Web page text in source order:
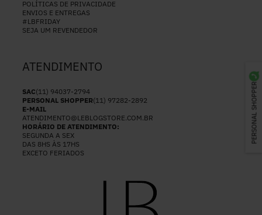
PERSONAL SHOPPER
POLÍTICAS DE PRIVACIDADE
ENVIOS E ENTREGAS
#LBFRIDAY
SEJA UM REVENDEDOR
ATENDIMENTO
SAC(11) 94037-2794
PERSONAL SHOPPER(11) 97282-2892
E-MAIL
ATENDIMENTO@LEBLOGSTORE.COM.BR
HORÁRIO DE ATENDIMENTO:
SEGUNDA A SEX
DAS 8HS ÀS 17HS
EXCETO FERIADOS